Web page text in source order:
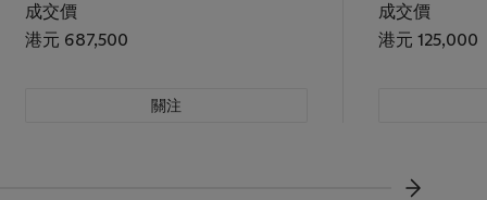
成交價
港元 687,500
關注
成交價
港元 125,000